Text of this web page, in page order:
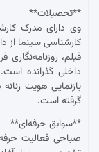
**تحصیلات**
وی دارای مدرک
کارشناسی سینما
فیلم،
داخلی گذرانده
بازنمایی هویت
گرفته است.
**سوابق حرفه‌ای**